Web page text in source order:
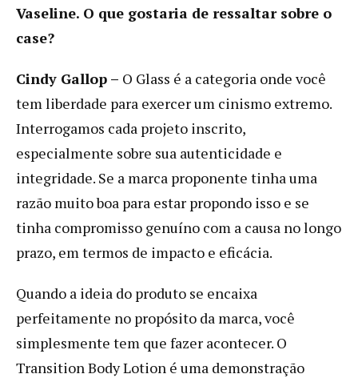
Vaseline. O que gostaria de ressaltar sobre o
case?
Cindy Gallop – O Glass é a categoria onde você
tem liberdade para exercer um cinismo extremo.
Interrogamos cada projeto inscrito,
especialmente sobre sua autenticidade e
integridade. Se a marca proponente tinha uma
razão muito boa para estar propondo isso e se
tinha compromisso genuíno com a causa no longo
prazo, em termos de impacto e eficácia.
Quando a ideia do produto se encaixa
perfeitamente no propósito da marca, você
simplesmente tem que fazer acontecer. O
Transition Body Lotion é uma demonstração